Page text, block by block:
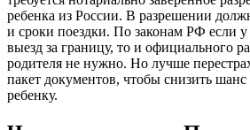
ребенка из России. В разрешении
и сроки поездки. По законам РФ если у
выезд за границу, то и официального
родителя не нужно. Но лучше
пакет документов, чтобы снизить шанс
ребенку.